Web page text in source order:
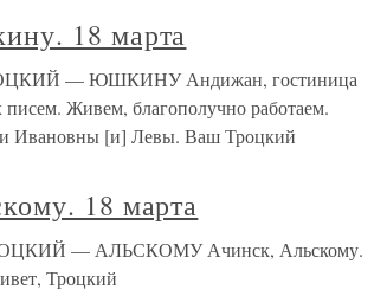
18 марта
— ЮШКИНУ Андижан, гостиница
Живем, благополучно работаем.
Ивановны [и] Левы. Ваш Троцкий
18 марта
— АЛЬСКОМУ Ачинск, Альскому.
Троцкий